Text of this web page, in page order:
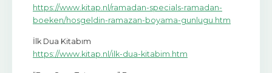
https://www.kitap.nl/ramadan-specials-ramadan-
boeken/hosgeldin-ramazan-boyama-gunlugu.htm
İlk Dua Kitabım
https://www.kitap.nl/ilk-dua-kitabim.htm